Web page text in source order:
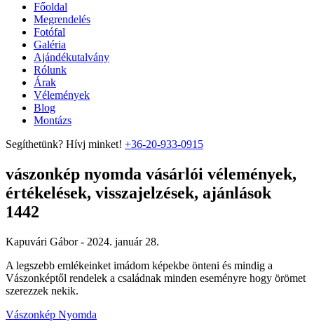
Főoldal
Megrendelés
Fotófal
Galéria
Ajándékutalvány
Rólunk
Árak
Vélemények
Blog
Montázs
Segíthetünk? Hívj minket! +36-20-933-0915
vászonkép nyomda vásárlói vélemények,
értékelések, visszajelzések, ajánlások
1442
Kapuvári Gábor - 2024. január 28.
A legszebb emlékeinket imádom képekbe önteni és mindig a
Vászonképtől rendelek a családnak minden eseményre hogy örömet
szerezzek nekik.
Vászonkép Nyomda